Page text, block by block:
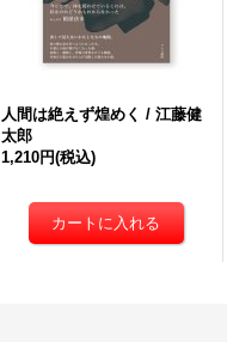
人間は絶えず煌めく / 江藤健
太郎
1,210円(税込)